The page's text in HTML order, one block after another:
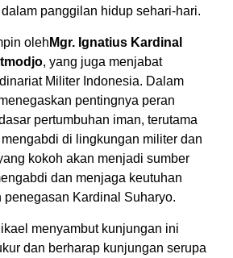
panggilan hidup sehari-hari.
oleh Mgr. Ignatius Kardinal
, yang juga menjabat
Militer Indonesia. Dalam
pentingnya peran
pertumbuhan iman, terutama
di lingkungan militer dan
kokoh akan menjadi sumber
dan menjaga keutuhan
penegasan Kardinal Suharyo.
menyambut kunjungan ini
dan berharap kunjungan serupa